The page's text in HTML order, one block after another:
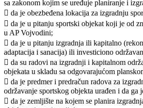
sa zakonom kojim se uređuje planiranje i
 da je obezbeđena lokacija za izgradnju
 da je u pitanju sportski objekat koji je od
u AP Vojvodini;
 da je u pitanju izgradnja ili kapitalno
adaptacija i sanacija) ili investiciono
 da su radovi na izgradnji i kapitalnom
objekata u skladu sa odgovarajućom
 da je predmer i predračun radova za
održavanje sportskog objekta urađen i da ga
 da je zemljište na kojem se planira